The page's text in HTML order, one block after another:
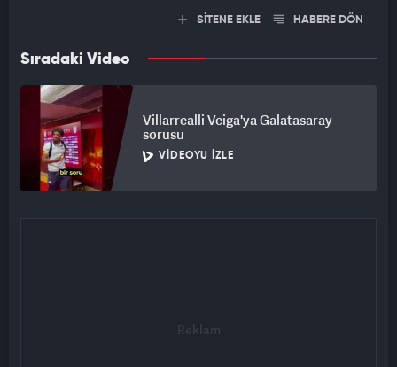
SİTENE EKLE HABERE DÖN
Sıradaki Video
Villarrealli Veiga'ya Galatasaray
sorusu
VIDEOYU İZLE